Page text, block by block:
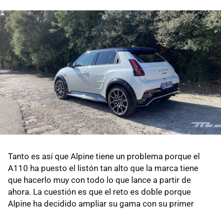
Tanto es así que Alpine tiene un problema porque el
A110 ha puesto el listón tan alto que la marca tiene
que hacerlo muy con todo lo que lance a partir de
ahora. La cuestión es que el reto es doble porque
Alpine ha decidido ampliar su gama con su primer